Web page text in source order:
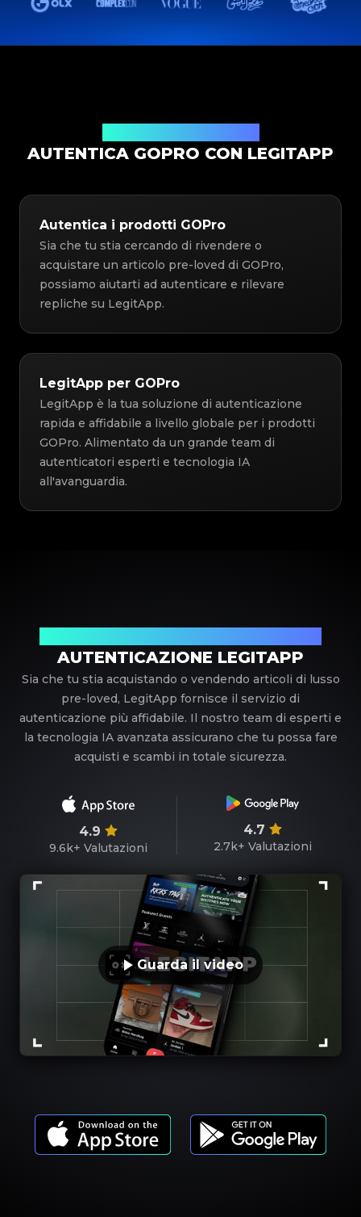
AUTENTICA GOPRO CON LEGITAPP
Autentica i prodotti GOPro
Sia che tu stia cercando di rivendere o
acquistare un articolo pre-loved di GOPro,
possiamo aiutarti ad autenticare e rilevare
repliche su LegitApp.
LegitApp per GOPro
LegitApp è la tua soluzione di autenticazione
rapida e affidabile a livello globale per i prodotti
GOPro. Alimentato da un grande team di
autenticatori esperti e tecnologia IA
all'avanguardia.
AUTENTICAZIONE LEGITAPP
Sia che tu stia acquistando o vendendo articoli di lusso
pre-loved, LegitApp fornisce il servizio di
autenticazione più affidabile. Il nostro team di esperti e
la tecnologia IA avanzata assicurano che tu possa fare
acquisti e scambi in totale sicurezza.
4.9
9.6k+ Valutazioni
4.7
2.7k+ Valutazioni
Guarda il video